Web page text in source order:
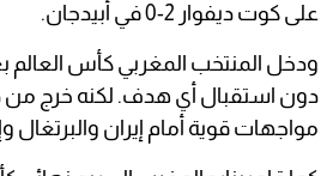
على كوت ديفوار 2-0 في أبيدجان.
ودخل المنتخب المغربي كأس العالم
دون استقبال أي هدف. لكنه خرج من
مواجهات قوية أمام إيران والبرتغال